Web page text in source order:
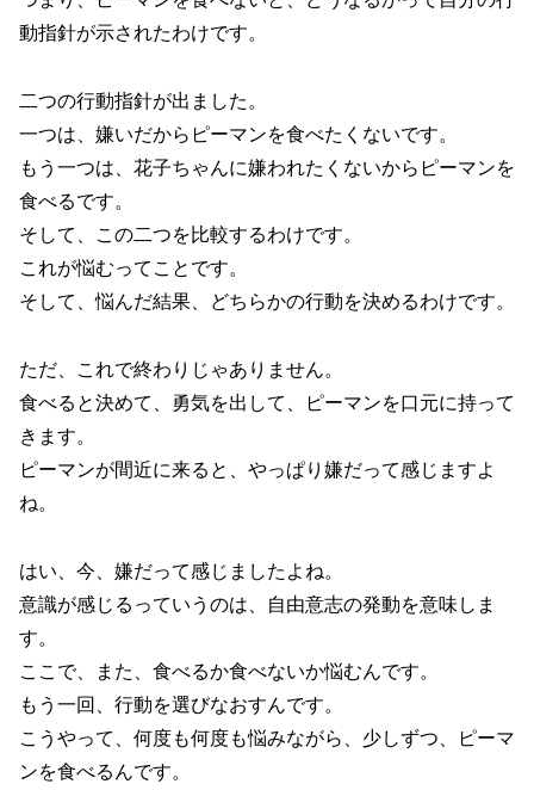
動指針が示されたわけです。
二つの行動指針が出ました。
一つは、嫌いだからピーマンを食べたくないです。
もう一つは、花子ちゃんに嫌われたくないからピーマンを
食べるです。
そして、この二つを比較するわけです。
これが悩むってことです。
そして、悩んだ結果、どちらかの行動を決めるわけです。
ただ、これで終わりじゃありません。
食べると決めて、勇気を出して、ピーマンを口元に持って
きます。
ピーマンが間近に来ると、やっぱり嫌だって感じますよ
ね。
はい、今、嫌だって感じましたよね。
意識が感じるっていうのは、自由意志の発動を意味しま
す。
ここで、また、食べるか食べないか悩むんです。
もう一回、行動を選びなおすんです。
こうやって、何度も何度も悩みながら、少しずつ、ピーマ
ンを食べるんです。